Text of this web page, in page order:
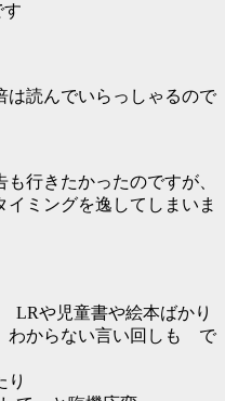
は読んでいらっしゃるので
行きたかったのですが、
ミングを逸してしまいま
や児童書や絵本ばかり
からない言い回しも で